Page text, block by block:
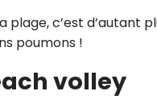
plage, c’est d’autant
poumons !
volley